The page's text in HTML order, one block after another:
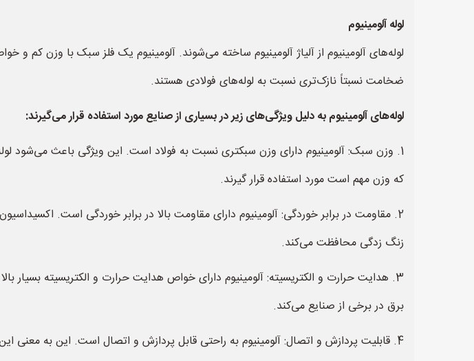
لوله آلومینیوم
لوله‌های آلومینیوم از آلیاژ آلومینیوم ساخته می‌شوند. آلومینیوم یک فلز سبک با وزن کم
ضخامت نسبتاً نازک‌تری نسبت به لوله‌های فولادی هستند.
لوله‌های آلومینیوم به دلیل ویژگی‌های زیر در بسیاری از صنایع مورد استفاده قرار می‌گیرند:
1. وزن سبک: آلومینیوم دارای وزن سبکتری نسبت به فولاد است. این ویژگی باعث می‌شود
که وزن مهم است مورد استفاده قرار گیرند.
2. مقاومت در برابر خوردگی: آلومینیوم دارای مقاومت بالا در برابر خوردگی است.
زنگ زدگی محافظت می‌کند.
3. هدایت حرارت و الکتریسیته: آلومینیوم دارای خواص هدایت حرارت و الکتریسیته
برق در برخی از صنایع می‌کند.
4. قابلیت پردازش و اتصال: آلومینیوم به راحتی قابل پردازش و اتصال است. این به